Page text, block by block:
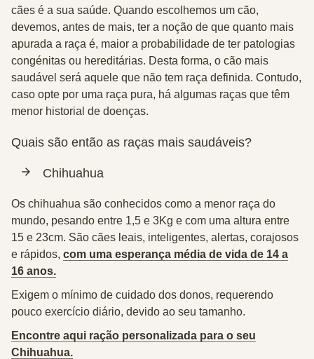
cães é a sua saúde. Quando escolhemos um cão,
devemos, antes de mais, ter a noção de que quanto mais
apurada a raça é, maior a probabilidade de ter patologias
congénitas ou hereditárias. Desta forma, o cão mais
saudável será aquele que não tem raça definida. Contudo,
caso opte por uma raça pura, há algumas raças que têm
menor historial de doenças.
Quais são então as raças mais saudáveis?
Chihuahua
Os chihuahua são conhecidos como a menor raça do
mundo, pesando entre 1,5 e 3Kg e com uma altura entre
15 e 23cm. São cães leais, inteligentes, alertas, corajosos
e rápidos, com uma esperança média de vida de 14 a
16 anos.
Exigem o mínimo de cuidado dos donos, requerendo
pouco exercício diário, devido ao seu tamanho.
Encontre aqui ração personalizada para o seu
Chihuahua.